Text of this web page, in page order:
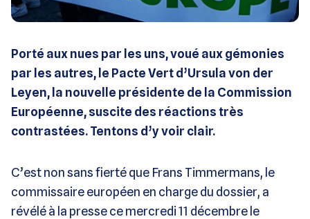
Porté aux nues par les uns, voué aux gémonies
par les autres, le Pacte Vert d’Ursula von der
Leyen, la nouvelle présidente de la Commission
Européenne, suscite des réactions très
contrastées. Tentons d’y voir clair.
C’est non sans fierté que Frans Timmermans, le
commissaire européen en charge du dossier, a
révélé à la presse ce mercredi 11 décembre le